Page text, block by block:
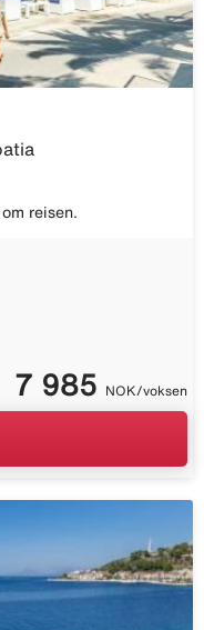
reisen.
7 985 NOK/voksen